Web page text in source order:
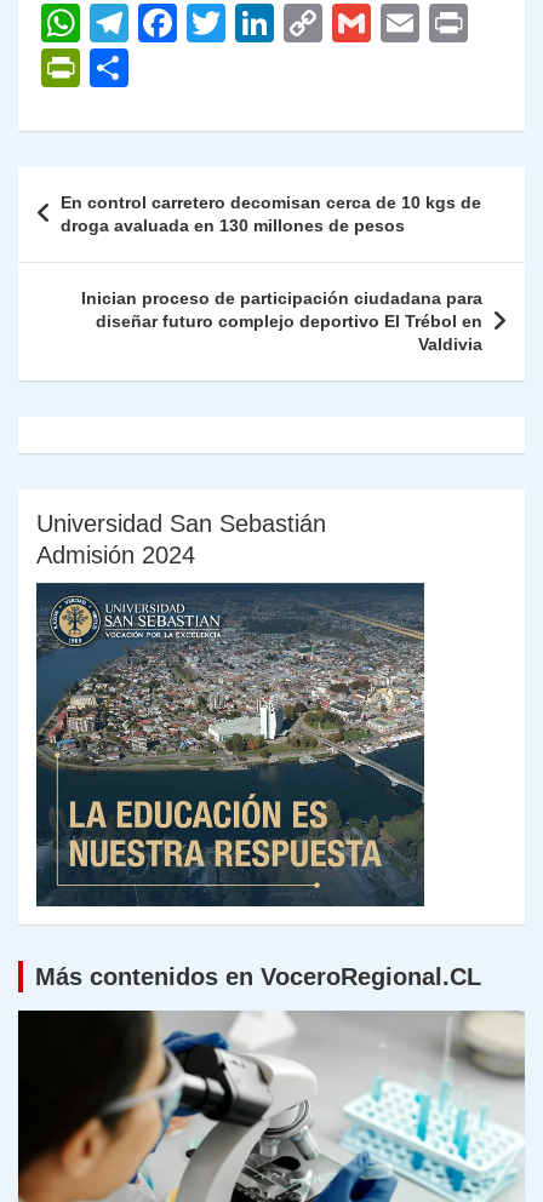
W
h
at
s
p
p
T
gr
m
F
e
o
o
k
T
er
Li
e
n
C
y
n
k
G
l
E
l
P
nt
ie
n
dl
y
m
p
ar
tir
de
entradas
En control carretero decomisan cerca de 10 kgs de
droga avaluada en 130 millones de pesos
Inician proceso de participación ciudadana para
diseñar futuro complejo deportivo El Trébol en
Valdivia
Universidad San Sebastián
Admisión 2024
Más contenidos en VoceroRegional.CL